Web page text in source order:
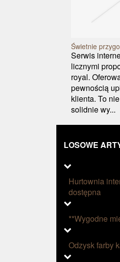
Świetnie
Serwis
licznymi
royal.
pewnością
klienta. To
solidnie wy...
LOSOWE
Hurtownia
dostępna
**Wygodne
Odzysk farby